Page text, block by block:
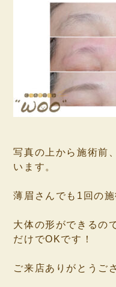
写真の上から施術前
います。
薄眉さんでも1回の
大体の形ができるの
だけでOKです！
ご来店ありがとうご